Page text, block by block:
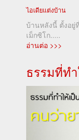
ไอเดียแต่งบ้าน
บ้านหลังนี้ ตั้งอยู่
เม็กซิโก.....
อ่านต่อ >>>
ธรรมที่ท